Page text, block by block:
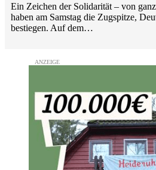
Ein Zeichen der Solidarität – von
haben am Samstag die Zugspitze,
bestiegen. Auf dem…